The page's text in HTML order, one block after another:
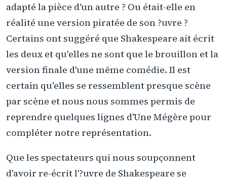
adapté la pièce d'un autre ? Ou était-elle en
réalité une version piratée de son ?uvre ?
Certains ont suggéré que Shakespeare ait écrit
les deux et qu'elles ne sont que le brouillon et la
version finale d'une même comédie. Il est
certain qu'elles se ressemblent presque scène
par scène et nous nous sommes permis de
reprendre quelques lignes d'Une Mégère pour
compléter notre représentation.
Que les spectateurs qui nous soupçonnent
d'avoir re-écrit l'?uvre de Shakespeare se